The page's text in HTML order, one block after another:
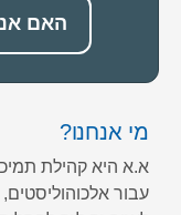
האם
מי אנחנו?
א.א היא קהילת
עבור